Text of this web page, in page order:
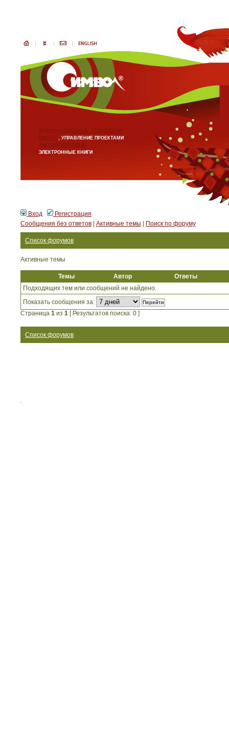
ИНФОРМАЦИОННЫЕ ТЕХНОЛОГИИ
БИЗНЕС, УПРАВЛЕНИЕ ПРОЕКТАМИ
АНГЛИЙСКИЙ ЯЗЫК
ЭЛЕКТРОННЫЕ КНИГИ
Вход
Регистрация
Сообщения без ответов
Активные темы Поиск по форуму
Список форумов
Активные темы
Темы Автор
Ответы
Подходящих тем или сообщений не найдено.
Показать сообщения за:
Страница 1 из 1 [ Результатов поиска: 0 ]
Список форумов